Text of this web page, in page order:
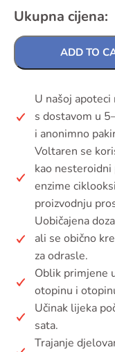
Ukupna cijena:
ADD TO
U našoj
s dostavom u
i anonimno
Voltaren se
kao
enzime
proizvodnju
Uobičajena
ali se obično
za odrasle.
Oblik primjene
otopinu i
Učinak lijeka
sata.
Trajanje